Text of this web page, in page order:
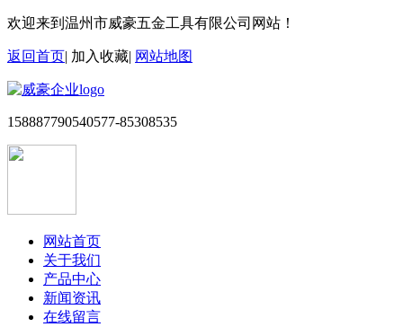
欢迎来到温州市威豪五金工具有限公司网站！
返回首页| 加入收藏| 网站地图
158887790540577-85308535
网站首页
关于我们
产品中心
新闻资讯
在线留言